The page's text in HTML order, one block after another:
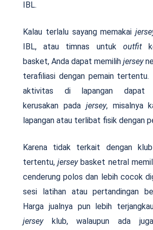
IBL.
Kalau terlalu sayang memakai
IBL, atau timnas untuk outfit
basket, Anda dapat memilih jersey
terafiliasi dengan pemain tertentu.
aktivitas di lapangan dapat
kerusakan pada jersey, misalnya
lapangan atau terlibat fisik dengan
Karena tidak terkait dengan
tertentu,jerseybasket netral
cenderung polos dan lebih cocok
sesi latihan atau pertandingan
Harga jualnya pun lebih
jerseyklub, walaupun ada